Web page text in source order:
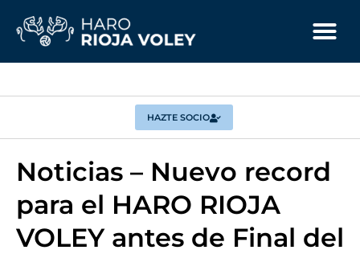
HAZTE SOCIO
Noticias – Nuevo record
para el HARO RIOJA
VOLEY antes de Final del